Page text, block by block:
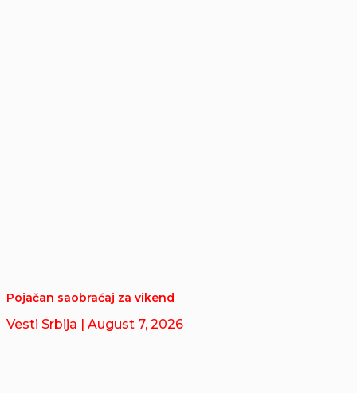
Pojačan saobraćaj za vikend
Vesti Srbija | August 7, 2026